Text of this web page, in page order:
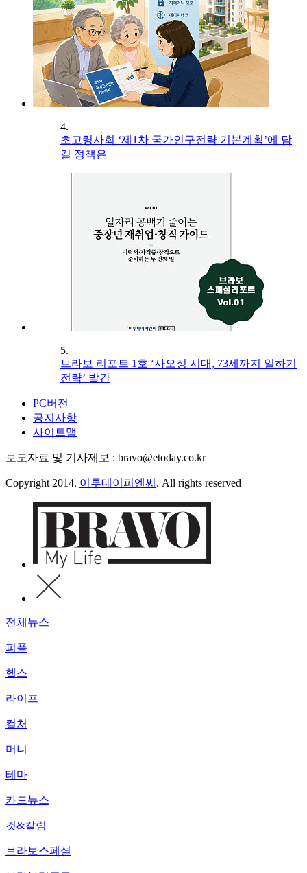
4.
초고령사회 ‘제1차 국가인구전략 기본계획’에 담
길 정책은
5.
브라보 리포트 1호 ‘사오정 시대, 73세까지 일하기
전략’ 발간
PC버전
공지사항
사이트맵
보도자료 및 기사제보 : bravo@etoday.co.kr
Copyright 2014. 이투데이피엔씨 . All rights reserved
전체뉴스
피플
헬스
라이프
컬처
머니
테마
카드뉴스
컷&칼럼
브라보스페셜